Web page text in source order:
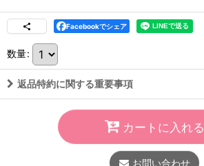
Facebookでシェア
数量:
返品特約に関する重要事項
カートに入れる
お問い合わせ